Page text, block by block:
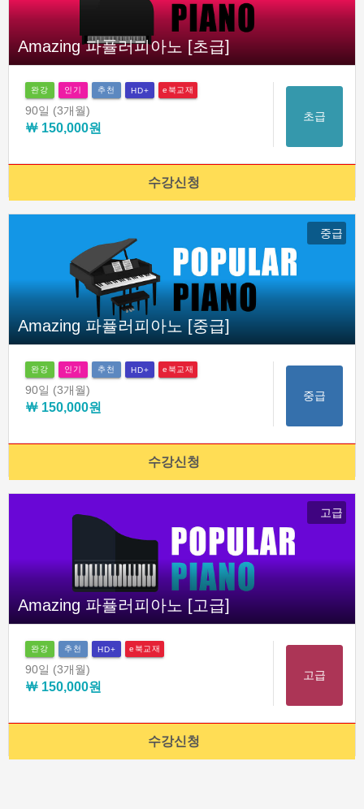
Amazing 파퓰러피아노 [초급]
완강 인기 추천 HD+ e북교재
90일 (3개월)
￦ 150,000원
초급
수강신청
중급
Amazing 파퓰러피아노 [중급]
완강 인기 추천 HD+ e북교재
90일 (3개월)
￦ 150,000원
중급
수강신청
고급
Amazing 파퓰러피아노 [고급]
완강 추천 HD+ e북교재
90일 (3개월)
￦ 150,000원
고급
수강신청